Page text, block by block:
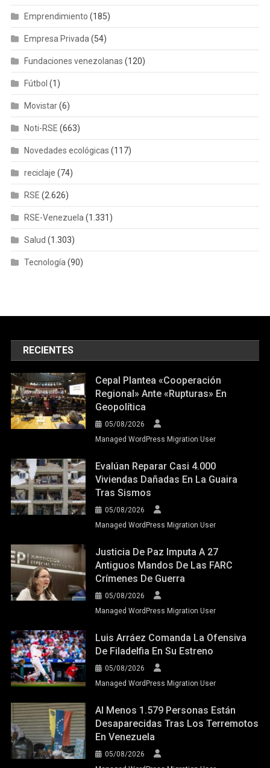
Emprendimiento (185)
Empresa Privada (54)
Fundaciones venezolanas (120)
Fútbol (1)
Movistar(6)
Noti-RSE (663)
Novedades ecológicas (117)
reciclaje (74)
RSE (2.626)
RSE-Venezuela (1.331)
Salud (1.303)
Tecnología (90)
RECIENTES
Cepal Plantea «cooperación
Regional» Ante «rupturas» En
Geopolítica
05/08/2026
Managed WordPress Migration User
Evalúan Reparar Casi 4.000
Viviendas Dañadas En La Guaira
Tras Sismos
05/08/2026
Managed WordPress Migration User
Justicia De Paz Imputa A 27
Antiguos Mandos De Las FARC
Crímenes De Guerra
05/08/2026
Managed WordPress Migration User
Luis Arráez Comanda La Ofensiva
De Filadelfia En Su Estreno
05/08/2026
Managed WordPress Migration User
Al Menos 1.579 Personas Están
Desaparecidas Tras Los Terremotos
En Venezuela
05/08/2026